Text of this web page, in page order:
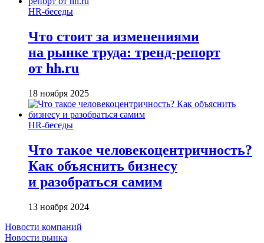
HR-беседы
Что стоит за изменениями
на рынке труда: тренд-репорт
от hh.ru
18 ноября 2025
HR-беседы
Что такое человеко­центричность?
Как объяснить бизнесу
и разобраться самим
13 ноября 2024
Новости компаний
Новости рынка